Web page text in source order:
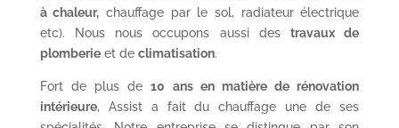
à chaleur, chauffage par le sol, radiateur électrique
etc). Nous nous occupons aussi des travaux de
plomberieet de climatisation.
Fort de plus de10 ans en matière de rénovation
intérieure, Assist a fait du chauffage une de ses